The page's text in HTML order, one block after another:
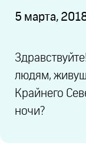
5 марта,
людям,
Крайнего
ночи?